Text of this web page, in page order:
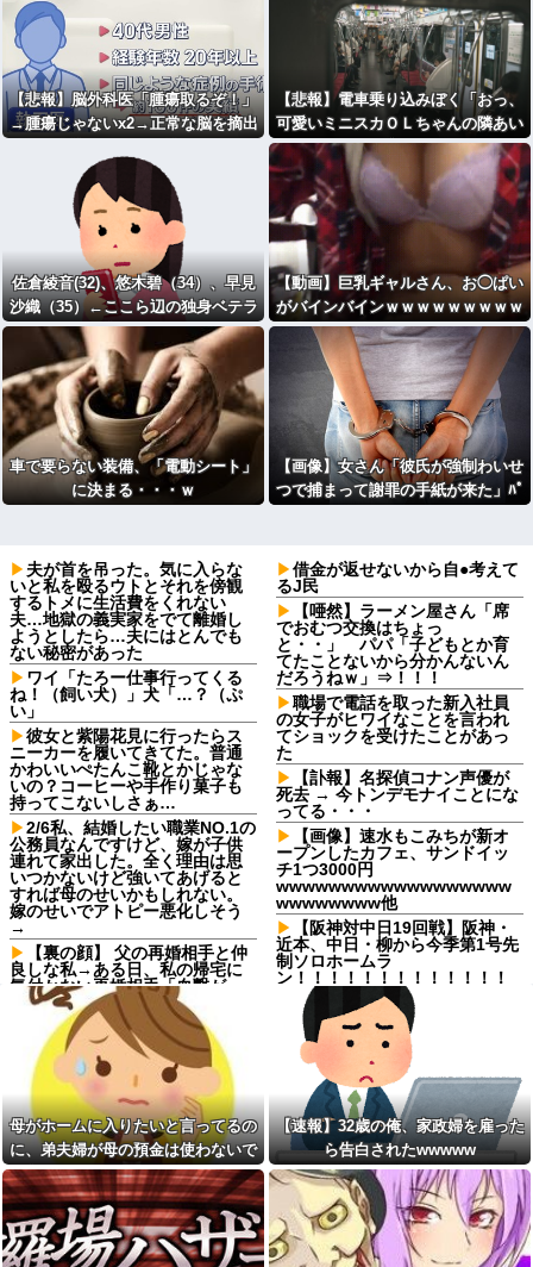
【悲報】脳外科医「腫瘍取るぞ！」
→腫瘍じゃないx2→正常な脳を摘出
【悲報】電車乗り込みぼく「おっ、
可愛いミニスカＯＬちゃんの隣あい
てんじゃん！座ったろ！」⇒！
佐倉綾音(32)、悠木碧（34）、早見
沙織（35）←ここら辺の独身ベテラ
ン声優ｗｗｗ
【動画】巨乳ギャルさん、お◯ぱい
がバインバインｗｗｗｗｗｗｗｗｗ
ｗｗｗｗｗｗ
車で要らない装備、「電動シート」
に決まる・・・ｗ
【画像】女さん「彼氏が強制わいせ
つで捕まって謝罪の手紙が来た」ﾊﾟ
夫が首を吊った。気に入らな
いと私を殴るウトとそれを傍観
するトメに生活費をくれない
夫…地獄の義実家をでて離婚し
ようとしたら…夫にはとんでも
ない秘密があった
ワイ「たろー仕事行ってくる
ね！（飼い犬）」犬「…？（ぷ
い」
彼女と紫陽花見に行ったらス
ニーカーを履いてきてた。普通
かわいいぺたんこ靴とかじゃな
いの？コーヒーや手作り菓子も
持ってこないしさぁ…
2/6私、結婚したい職業NO.1の
公務員なんですけど、嫁が子供
連れて家出した。全く理由は思
いつかないけど強いてあげると
すれば母のせいかもしれない。
嫁のせいでアトピー悪化しそう
→
【裏の顔】 父の再婚相手と仲
良しな私→ある日、私の帰宅に
気付かない再婚相手「血繋がっ
てないのに大学費用出さなきゃ
いけないの腹立つわ…姑だった
ら先に亡くなるのに笑」私
「…」
【しまった…】 コトメに追い
出されたトメと二世帯住宅を建
て、「２F(夫婦のエリア)には絶
対に上がらない」という約束を
したが、早速破って2Fに上が...
【後編】我が家で集まりがあ
った後に子供の新品クロックス
が消えた。犯人のママがカバン
に入れるのを見た人もいるのに
相手旦那が「証拠は？」と認め
ない…...
借金が返せないから自●考えて
るJ民
【唖然】ラーメン屋さん「席
でおむつ交換はちょっ
と・・」 パパ「子どもとか育
てたことないから分かんないん
だろうねｗ」⇒！！！
職場で電話を取った新入社員
の女子がヒワイなことを言われ
てショックを受けたことがあっ
た
【訃報】名探偵コナン声優が
死去 → 今トンデモナイことにな
ってる・・・
【画像】速水もこみちが新オ
ープンしたカフェ、サンドイッ
チ1つ3000円
wwwwwwwwwwwwwwwwww
wwwwwwww他
【阪神対中日19回戦】阪神・
近本、中日・柳から今季第1号先
制ソロホームラ
ン！！！！！！！！！！！！！
！！！！
パルワールドを43インチ4kで
プレイすると迫力がすごい！
宅配のにーちゃんが米を配達
してくれたら、さっきから外で
話し声が…？「おすそ分けなら
五キロで良いんだけどなぁ」私
(一体誰だよ?!)→夜、友人と飲ん
でいたらピンポーン→結果
スープカレー流行期にジャガ
イモ煮崩れでドロドロの「大惨
事カレー」を錬成してしまった
私、怒る母「こんなのスープカ
レーじゃない！」→私「作り直
す？」→母「捨てるの禁止！」
母がホームに入りたいと言ってるの
に、弟夫婦が母の預金は使わないで
と言ってきた。我が弟ながら情けな
くて溜息が出る
【速報】32歳の俺、家政婦を雇った
ら告白されたwwwww